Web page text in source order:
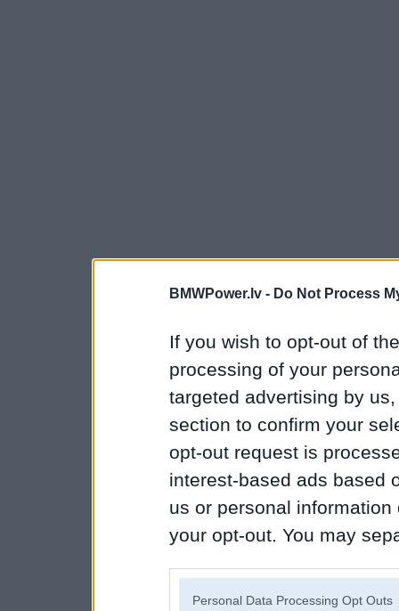
BMWPower.lv - Do Not Process
If you wish to opt-out of
processing of your
targeted advertising by
section to confirm your
opt-out request is
interest-based ads based
us or personal
your opt-out. You may
Personal Data Processing Opt Outs